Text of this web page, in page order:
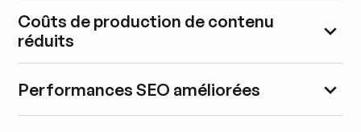
Coûts de production de contenu
réduits
Performances SEO améliorées